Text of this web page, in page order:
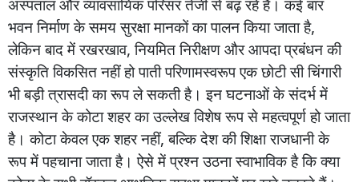
अस्पतालऔरव्यावसायिकपरिसरतेजीसेबढ़रहेहैं। कईबार
भवननिर्माणकेसमयसुरक्षामानकोंकापालनकियाजाताहै,
लेकिनबादमेंरखरखाव,नियमितनिरीक्षणऔरआपदाप्रबंधनकी
संस्कृतिविकसितनहींहोपातीपरिणामस्वरूपएकछोटीसीचिंगारी
भीबड़ीत्रासदीकारूपलेसकतीहै। इनघटनाओंकेसंदर्भमें
राजस्थानकेकोटाशहरकाउल्लेखविशेषरूपसेमहत्वपूर्णहोजाता
है। कोटाकेवलएकशहरनहीं,बल्किदेशकीशिक्षाराजधानीके
रूपमेंपहचानाजाताहै। ऐसेमेंप्रश्नउठनास्वाभाविकहैकिक्या